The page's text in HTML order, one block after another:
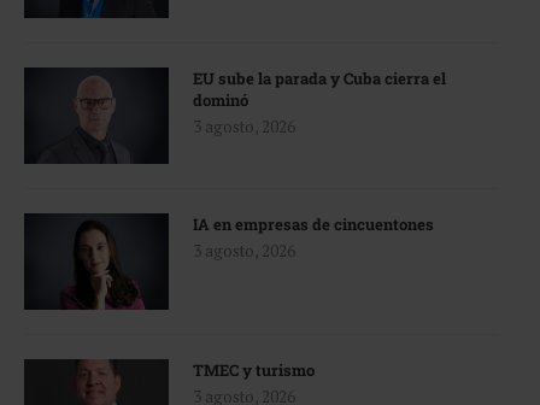
EU sube la parada y Cuba cierra el
dominó
3 agosto, 2026
IA en empresas de cincuentones
3 agosto, 2026
TMEC y turismo
3 agosto, 2026